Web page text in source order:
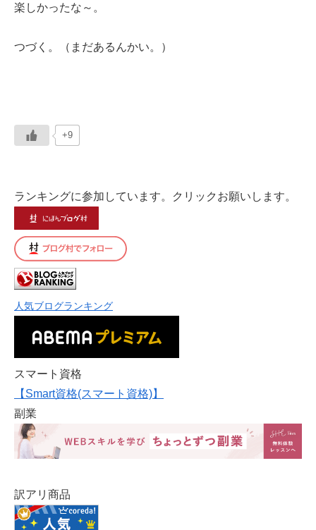
楽しかったな～。
つづく。（まだあるんかい。）
+9
ランキングに参加しています。クリックお願いします。
人気ブログランキング
スマート資格
【Smart資格(スマート資格)】
副業
訳アリ商品